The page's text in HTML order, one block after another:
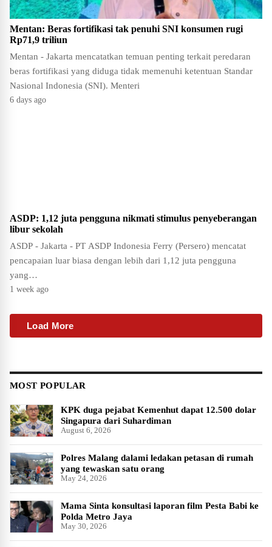
Mentan: Beras fortifikasi tak penuhi SNI konsumen rugi
Rp71,9 triliun
Mentan - Jakarta mencatatkan temuan penting terkait peredaran
beras fortifikasi yang diduga tidak memenuhi ketentuan Standar
Nasional Indonesia (SNI). Menteri
6 days ago
ASDP: 1,12 juta pengguna nikmati stimulus penyeberangan
libur sekolah
ASDP - Jakarta - PT ASDP Indonesia Ferry (Persero) mencatat
pencapaian luar biasa dengan lebih dari 1,12 juta pengguna
yang…
1 week ago
Load More
MOST POPULAR
KPK duga pejabat Kemenhut dapat 12.500 dolar
Singapura dari Suhardiman
August 6, 2026
Polres Malang dalami ledakan petasan di rumah
yang tewaskan satu orang
May 24, 2026
Mama Sinta konsultasi laporan film Pesta Babi ke
Polda Metro Jaya
May 30, 2026